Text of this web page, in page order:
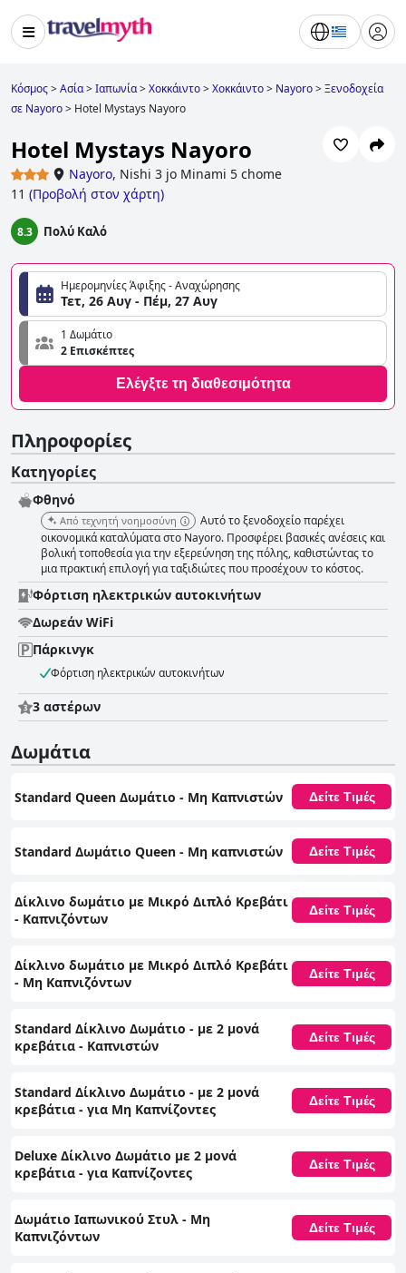
Κόσμος>Ασία>Ιαπωνία>Χοκκάιντο>Χοκκάιντο> Nayoro>Ξενοδοχεία
σε Nayoro> Hotel Mystays Nayoro
Hotel Mystays Nayoro
Nayoro, Nishi 3 jo Minami 5 chome
11 (Προβολή στον χάρτη)
8.3 Πολύ Καλό
Ημερομηνίες Άφιξης - Αναχώρησης
Τετ, 26 Αυγ - Πέμ, 27 Αυγ
1 Δωμάτιο
2 Επισκέπτες
Ελέγξτε τη διαθεσιμότητα
Πληροφορίες
Κατηγορίες
Φθηνό
Από τεχνητή νοημοσύνη
Αυτό το ξενοδοχείο παρέχει
οικονομικά καταλύματα στο Nayoro. Προσφέρει βασικές ανέσεις και
βολική τοποθεσία για την εξερεύνηση της πόλης, καθιστώντας το
μια πρακτική επιλογή για ταξιδιώτες που προσέχουν το κόστος.
Φόρτιση ηλεκτρικών αυτοκινήτων
Δωρεάν WiFi
Πάρκινγκ
Φόρτιση ηλεκτρικών αυτοκινήτων
3 αστέρων
Δωμάτια
Standard Queen Δωμάτιο - Μη Καπνιστών Δείτε Τιμές
Standard Δωμάτιο Queen - Μη καπνιστών Δείτε Τιμές
Δίκλινο δωμάτιο με Μικρό Διπλό Κρεβάτι
- Καπνιζόντων
Δείτε Τιμές
Δίκλινο δωμάτιο με Μικρό Διπλό Κρεβάτι
- Μη Καπνιζόντων
Δείτε Τιμές
Standard Δίκλινο Δωμάτιο - με 2 μονά
κρεβάτια - Καπνιστών
Δείτε Τιμές
Standard Δίκλινο Δωμάτιο - με 2 μονά
κρεβάτια - για Μη Καπνίζοντες
Δείτε Τιμές
Deluxe Δίκλινο Δωμάτιο με 2 μονά
κρεβάτια - για Καπνίζοντες
Δείτε Τιμές
Δωμάτιο Ιαπωνικού Στυλ - Μη
Καπνιζόντων
Δείτε Τιμές